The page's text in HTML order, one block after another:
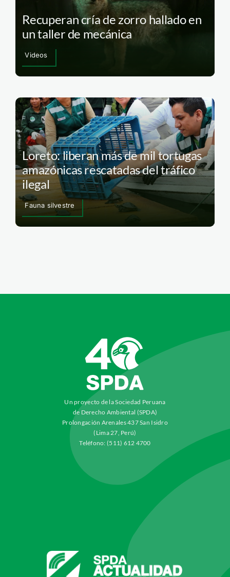
Recuperan cría de zorro hallado en
un taller de mecánica
Videos
Loreto: liberan más de mil tortugas
amazónicas rescatadas del tráfico
ilegal
Fauna silvestre
Un proyecto de la Sociedad Peruana
de Derecho Ambiental (SPDA)
Prolongación Arenales 437 San Isidro
(Lima 27, Perú)
Teléfono: (511) 612 4700